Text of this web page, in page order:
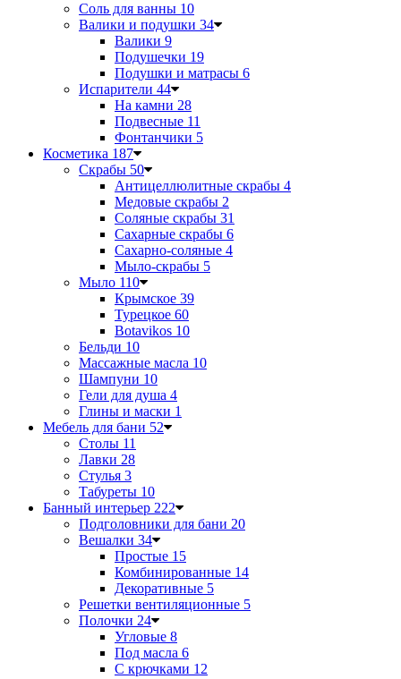
Соль для ванны 10
Валики и подушки 34
Валики 9
Подушечки 19
Подушки и матрасы 6
Испарители 44
На камни 28
Подвесные 11
Фонтанчики 5
Косметика 187
Скрабы 50
Антицеллюлитные скрабы 4
Медовые скрабы 2
Соляные скрабы 31
Сахарные скрабы 6
Сахарно-соляные 4
Мыло-скрабы 5
Мыло 110
Крымское 39
Турецкое 60
Botavikos 10
Бельди 10
Массажные масла 10
Шампуни 10
Гели для душа 4
Глины и маски 1
Мебель для бани 52
Столы 11
Лавки 28
Стулья 3
Табуреты 10
Банный интерьер 222
Подголовники для бани 20
Вешалки 34
Простые 15
Комбинированные 14
Декоративные 5
Решетки вентиляционные 5
Полочки 24
Угловые 8
Под масла 6
С крючками 12